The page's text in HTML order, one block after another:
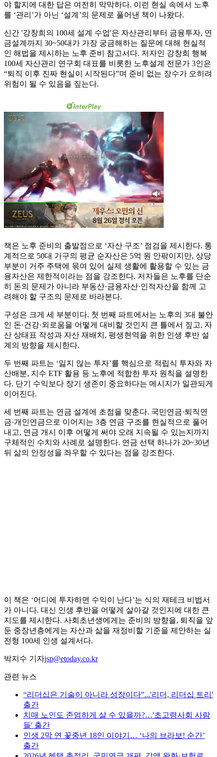
야 할지에 대한 답은 여전히 막막하다. 이런 현실 속에서 노후
를 ‘관리’가 아닌 ‘설계’의 문제로 풀어낸 책이 나왔다.
신간 '강창희의 100세 설계 수업'은 자산관리부터 금융투자, 연
금설계까지 30~50대가 가장 궁금해하는 질문에 대해 현실적
인 해법을 제시하는 노후 준비 참고서다. 저자인 강창희 행복
100세 자산관리 연구회 대표를 비롯한 노후설계 전문가 3인은
“퇴직 이후 진짜 현실이 시작된다”며 준비 없는 장수가 오히려
위험이 될 수 있음을 짚는다.
책은 노후 준비의 출발점으로 ‘자산 구조’ 점검을 제시한다. 통
계적으로 50대 가구의 평균 순자산은 5억 원 안팎이지만, 상당
부분이 거주 주택에 묶여 있어 실제 생활에 활용할 수 있는 금
융자산은 제한적이라는 점을 강조한다. 저자들은 노후를 단순
히 돈의 문제가 아니라 부동산·금융자산·인적자산을 함께 고
려해야 할 구조의 문제로 바라본다.
구성은 크게 세 부분이다. 첫 번째 파트에서는 노후의 3대 불안
인 돈·건강·외로움을 어떻게 대비할 것인지 큰 틀에서 짚고, 자
산 상태표 작성과 자산 재배치, 평생현역을 위한 인생 후반 설
계의 방향을 제시한다.
두 번째 파트는 ‘잃지 않는 투자’를 핵심으로 적립식 투자와 자
산배분, 지수 ETF 활용 등 노후에 적합한 투자 원칙을 설명한
다. 단기 수익보다 장기 생존이 중요하다는 메시지가 일관되게
이어진다.
세 번째 파트는 연금 설계에 초점을 맞춘다. 국민연금·퇴직연
금·개인연금으로 이어지는 3층 연금 구조를 현실적으로 풀어
내고, 연금 개시 이후 어떻게 써야 오래 지속될 수 있는지까지
구체적인 수치와 사례로 설명한다. 연금 선택 하나가 20~30년
뒤 삶의 안정성을 좌우할 수 있다는 점을 강조한다.
이 책은 ‘어디에 투자하면 수익이 난다’는 식의 재테크 비법서
가 아니다. 대신 인생 후반을 어떻게 살아갈 것인지에 대한 큰
지도를 제시한다. 사회초년생에게는 준비의 방향을, 퇴직을 앞
둔 중장년층에게는 자산과 삶을 재정비할 기준을 제안하는 실
전형 100세 인생 설계서다.
박지수 기자jsp@etoday.co.kr
관련 뉴스
“리더십은 기술이 아니라 성장이다”...'리더, 리더십 트리'
출간
치매 노인도 존엄하게 살 수 있을까?…'초고령사회 사람
들' 출간
인생 2막 연 꽃중년 18인 이야기… ‘나의 브라보! 순간’
출간